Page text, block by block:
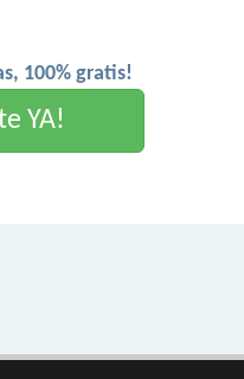
100% gratis!
YA!